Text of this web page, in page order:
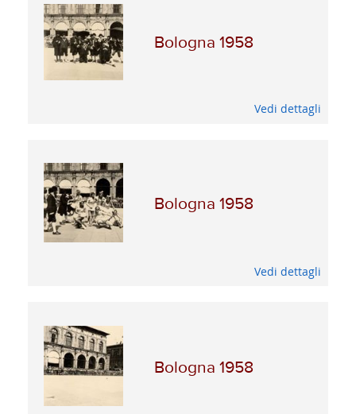
Bologna 1958
Vedi dettagli
Bologna 1958
Vedi dettagli
Bologna 1958